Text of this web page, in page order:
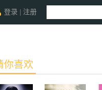
登录 注册
你喜欢